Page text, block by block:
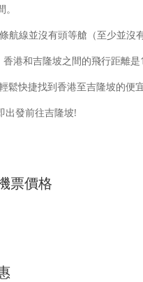
線並沒有頭等艙（至少並沒
港和吉隆坡之間的飛行距離是
鬆快捷找到香港至吉隆坡的便
出發前往吉隆坡!
票價格